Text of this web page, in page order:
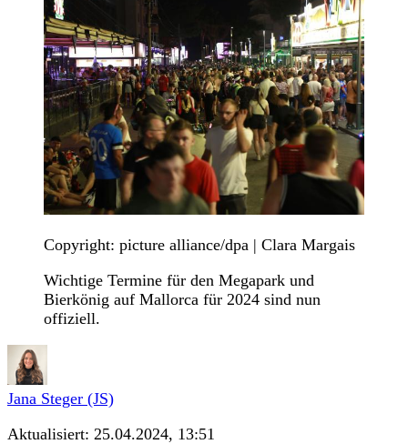
Copyright: picture alliance/dpa | Clara Margais
Wichtige Termine für den Megapark und
Bierkönig auf Mallorca für 2024 sind nun
offiziell.
Jana Steger (JS)
Aktualisiert: 25.04.2024, 13:51